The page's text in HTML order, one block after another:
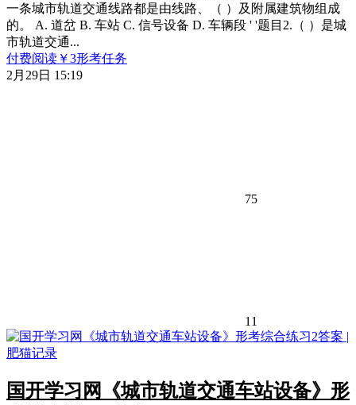
一条城市轨道交通线路都是由线路、（ ）及附属建筑物组成
的。 A. 道岔 B. 车站 C. 信号设备 D. 车辆段 ' '题目2.（ ）是城
市轨道交通...
付费阅读 ￥3形考任务
2月29日 15:19
75
11
国开学习网《城市轨道交通车站设备》形